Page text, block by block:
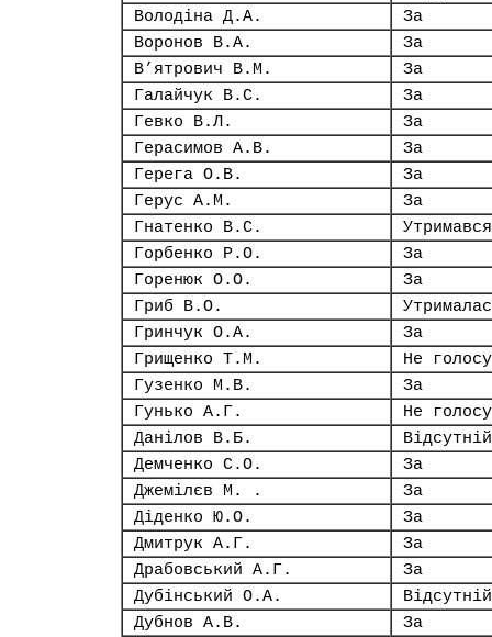
Володіна Д.А.
За
Воронов В.А.
За
В’ятрович В.М.
За
Галайчук В.С.
За
Гевко В.Л.
За
Герасимов А.В.
За
Герега О.В.
За
Герус А.М.
За
Гнатенко В.С.
Утримався
Горбенко Р.О.
За
Горенюк О.О.
За
Гриб В.О.
Гринчук О.А.
За
Грищенко Т.М.
Не
Гузенко М.В.
За
Гунько А.Г.
Не
Данілов В.Б.
Відсутній
Демченко С.О.
За
Джемілєв М. .
За
Діденко Ю.О.
За
Дмитрук А.Г.
За
Драбовський А.Г.
За
Дубінський О.А.
Відсутній
Дубнов А.В.
За